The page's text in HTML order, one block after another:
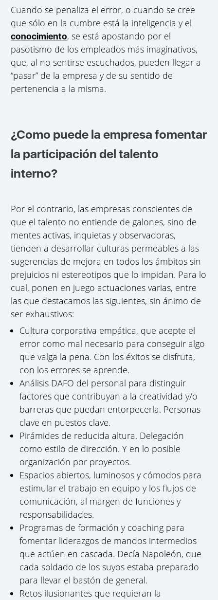
Cuando se penaliza el error, o cuando se cree
que sólo en la cumbre está la inteligencia y el
conocimiento, se está apostando por el
pasotismo de los empleados más imaginativos,
que, al no sentirse escuchados, pueden llegar a
“pasar” de la empresa y de su sentido de
pertenencia a la misma.
¿Como puede la empresa fomentar
la participación del talento
interno?
Por el contrario, las empresas conscientes de
que el talento no entiende de galones, sino de
mentes activas, inquietas y observadoras,
tienden a desarrollar culturas permeables a las
sugerencias de mejora en todos los ámbitos sin
prejuicios ni estereotipos que lo impidan. Para lo
cual, ponen en juego actuaciones varias, entre
las que destacamos las siguientes, sin ánimo de
ser exhaustivos:
Cultura corporativa empática, que acepte el
error como mal necesario para conseguir algo
que valga la pena. Con los éxitos se disfruta,
con los errores se aprende.
Análisis DAFO del personal para distinguir
factores que contribuyan a la creatividad y/o
barreras que puedan entorpecerla. Personas
clave en puestos clave.
Pirámides de reducida altura. Delegación
como estilo de dirección. Y en lo posible
organización por proyectos.
Espacios abiertos, luminosos y cómodos para
estimular el trabajo en equipo y los flujos de
comunicación, al margen de funciones y
responsabilidades.
Programas de formación y coaching para
fomentar liderazgos de mandos intermedios
que actúen en cascada. Decía Napoleón, que
cada soldado de los suyos estaba preparado
para llevar el bastón de general.
Retos ilusionantes que requieran la